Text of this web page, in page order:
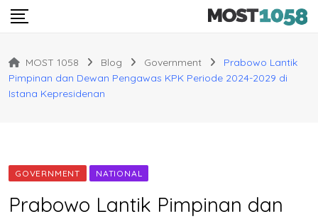
Skip
MOST 1058 Blog Government
Prabowo Lantik
Pimpinan dan Dewan Pengawas KPK Periode 2024-2029 di
Istana Kepresidenan
GOVERNMENT NATIONAL
Prabowo Lantik Pimpinan dan